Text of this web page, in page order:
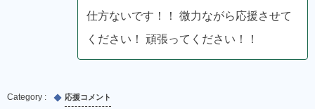
仕方ないです！！ 微力ながら応援させて
ください！ 頑張ってください！！
応援コメント